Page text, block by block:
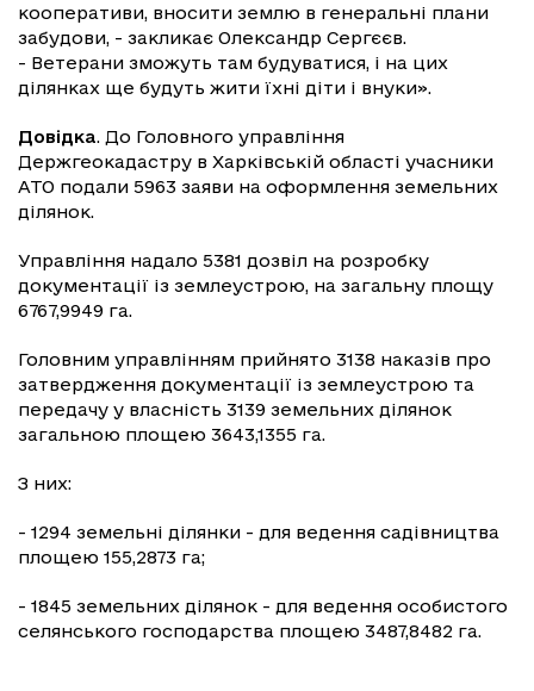
кооперативи, вносити землю в генеральні плани
забудови, - закликає Олександр Сергєєв.
- Ветерани зможуть там будуватися, і на цих
ділянках ще будуть жити їхні діти і внуки».
Довідка. До Головного управління
Держгеокадастру в Харківській області учасники
АТО подали 5963 заяви на оформлення земельних
ділянок.
Управління надало 5381 дозвіл на розробку
документації із землеустрою, на загальну площу
6767,9949 га.
Головним управлінням прийнято 3138 наказів про
затвердження документації із землеустрою та
передачу у власність 3139 земельних ділянок
загальною площею 3643,1355 га.
З них:
- 1294 земельні ділянки - для ведення садівництва
площею 155,2873 га;
- 1845 земельних ділянок - для ведення особистого
селянського господарства площею 3487,8482 га.